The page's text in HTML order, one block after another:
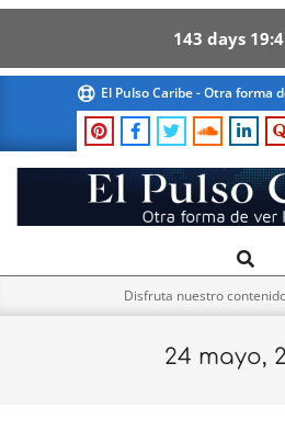
143 days 19
content
El Pulso Caribe - Otra forma
El
Pulso
Navigation
Search
Disfruta nuestro
24 mayo,